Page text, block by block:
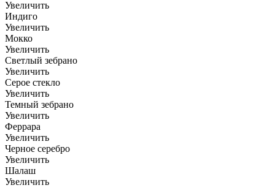
Увеличить
Индиго
Увеличить
Мокко
Увеличить
Светлый зебрано
Увеличить
Серое стекло
Увеличить
Темный зебрано
Увеличить
Феррара
Увеличить
Черное серебро
Увеличить
Шалаш
Увеличить